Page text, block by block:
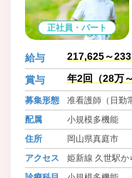
正社員・パート
給与 217,625～
賞与 年2回（28万
募集形態
准看護師（日勤
配属
小規模多機能
住所
岡山県真庭市
アクセス
姫新線 久世駅か